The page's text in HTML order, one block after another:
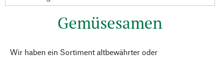
Gemüsesamen
Wir haben ein Sortiment altbewährter oder